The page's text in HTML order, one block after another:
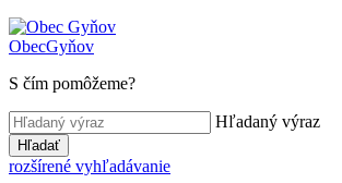
ObecGyňov
S čím pomôžeme?
Hľadaný výraz
Hľadať
rozšírené vyhľadávanie